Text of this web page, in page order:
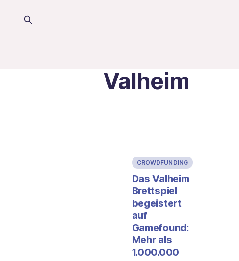
Valheim
CROWDFUNDING
Das Valheim
Brettspiel
begeistert
auf
Gamefound:
Mehr als
1.000.000